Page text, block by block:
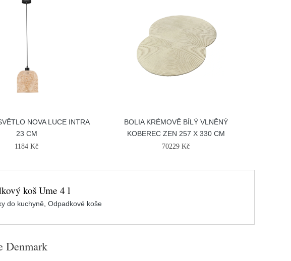
NOVA LUCE INTRA
23 CM
1184 Kč
BOLIA KRÉMOVĚ BÍLÝ VLNĚNÝ
KOBEREC ZEN 257 X 330 CM
70229 Kč
koš Ume 4 l
do kuchyně, Odpadkové koše
Denmark